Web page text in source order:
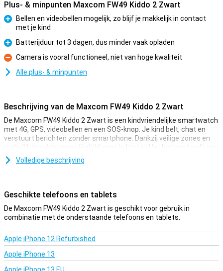
Plus- & minpunten Maxcom FW49 Kiddo 2 Zwart
Pluspunt
Bellen en videobellen mogelijk, zo blijf je makkelijk in contact
met je kind
Pluspunt
Batterijduur tot 3 dagen, dus minder vaak opladen
Minpunt
Camera is vooral functioneel, niet van hoge kwaliteit
Alle plus- & minpunten
Beschrijving van de Maxcom FW49 Kiddo 2 Zwart
De Maxcom FW49 Kiddo 2 Zwart is een kindvriendelijke smartwatch
met 4G, GPS, videobellen en een SOS-knop. Je kind belt, chat en
verstuurt berichten zonder smartphone. Dankzij veilige zones en
ouderlijk toezicht weet jij altijd waar je kind is. Het horloge heeft een
stevig, waterbestendig ontwerp en een batterij die tot 3 dagen
meegaat. Extra functies zoals een camera en stappenteller maken
Altijd verbonden en veilig
Met de Maxcom Kiddo 2 smartwatch blijft je kind altijd bereikbaar.
je kind waar het ook is. Even een bericht sturen gaat snel en
eenvoudig. De GPS-tracking laat jou live zien waar je kind zich
bevindt. Via de app stel je veilige zones in en ontvang je meldingen.
In noodsituaties gebruikt je kind de SOS-knop om direct contact op
Volledige beschrijving
Geschikte telefoons en tablets
De Maxcom FW49 Kiddo 2 Zwart is geschikt voor gebruik in
combinatie met de onderstaande telefoons en tablets.
Apple iPhone 12 Refurbished
Apple iPhone 13